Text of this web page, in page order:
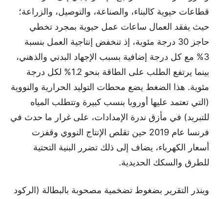
قطاعات حيوية كالبناء، والصناعة، والتوصيل، والزراعة؛
حيث يفقد العمال ساعات عمل حيوية بمجرد تخطي
حاجز 30 درجة مئوية، إذ تنخفض إنتاجية العمل بنسبة
3% مع كل درجة إضافية بسبب الإجهاد البدني والذهني،
بينما يرتفع الطلب على الطاقة بنحو 1.2% لكل درجة
مئوية. هذا الضغط يضع محطات التوليد الحرارية والنووية
(التي تعتمد عليها أوروبا بنسب كبيرة وتتطلب المياه
للتبريد) في مأزق ندرة الإمدادات، على غرار ما حدث في
فرنسا عام 2019 حين تقلص الإنتاج النووي وقفزت
أسعار الكهرباء، يضاف إلى ذلك تضرر البنية التحتية
للطرق والسكك الحديدية.
وينذر التقرير بضغوط تضخمية مصحوبة بالبطالة (الركود